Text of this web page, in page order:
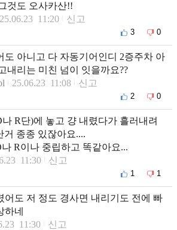
것도 오사카산!!
25.06.23 11:20 신고
3 0
도 아니고 다 자동기어인디 2증주차 아
내리는 미친 넘이 잇을까요??
25.06.23 11:08 신고
2 0
R단)에 놓고 걍 내렸다가 흘러내려
거 종종 있잖아요....
R이나 중립하고 똑같아요...
11:30 신고
1 1
어도 저 정도 경사면 내리기도 전에 빠
하네
11:30 신고